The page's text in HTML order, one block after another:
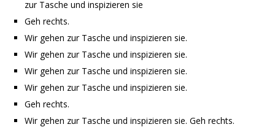
zur Tasche und inspizieren sie
Geh rechts.
Wir gehen zur Tasche und inspizieren sie.
Wir gehen zur Tasche und inspizieren sie.
Wir gehen zur Tasche und inspizieren sie.
Wir gehen zur Tasche und inspizieren sie.
Geh rechts.
Wir gehen zur Tasche und inspizieren sie. Geh rechts.